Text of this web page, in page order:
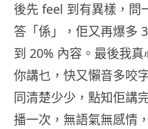
後先 feel 到有異樣，問
答「係」，佢又再爆多
到 20% 內容。最後我
你講乜，快又懶音多咬
同清楚少少，點知佢講
播一次，無語氣無感情